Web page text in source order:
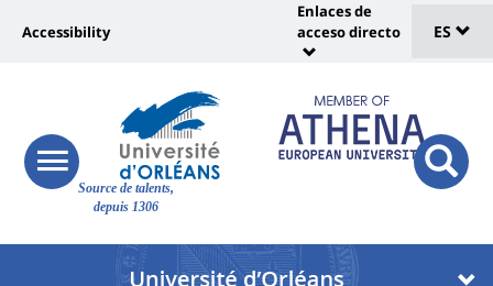
Site
Source de talents,
depuis 1306
Université
responsive
menu
button
Université
vers
page
accessibilité
Accessibility
:
Shortcut
links
Enlaces de
acceso directo
de
ES
Université